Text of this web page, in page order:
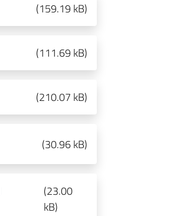
(159.19 kB)
(111.69 kB)
(210.07 kB)
(30.96 kB)
(23.00
kB)